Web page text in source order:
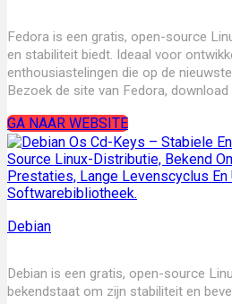
Fedora is een gratis, open-source
en stabiliteit biedt. Ideaal voor
enthousiastelingen die op de
Bezoek de site van Fedora,
GA NAAR WEBSITE
Debian
Debian is een gratis, open-source
bekendstaat om zijn stabiliteit en